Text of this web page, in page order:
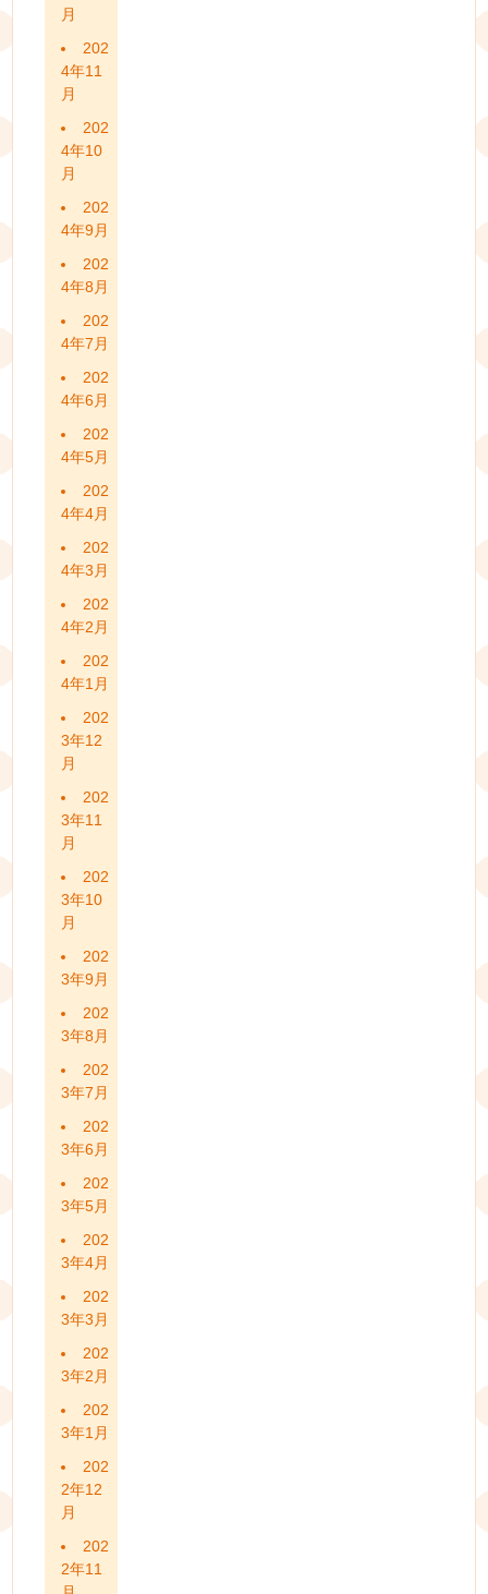
月
202
4年11
月
202
4年10
月
202
4年9月
202
4年8月
202
4年7月
202
4年6月
202
4年5月
202
4年4月
202
4年3月
202
4年2月
202
4年1月
202
3年12
月
202
3年11
月
202
3年10
月
202
3年9月
202
3年8月
202
3年7月
202
3年6月
202
3年5月
202
3年4月
202
3年3月
202
3年2月
202
3年1月
202
2年12
月
202
2年11